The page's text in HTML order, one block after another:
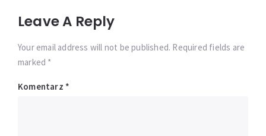
Leave A Reply
Your email address will not be published. Required fields are
marked *
Komentarz *